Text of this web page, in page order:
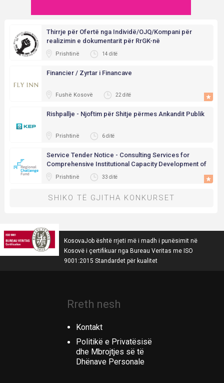
Thirrje për Ofertë nga Individë/OJQ/Kompani për
realizimin e dokumentarit për RrGK-në
Prishtinë 14 ditë
Financier / Zyrtar i Financave
Fushë Kosovë 22 ditë
Rishpallje - Njoftim për Shitje përmes Ankandit Publik
Prishtinë 6 ditë
Service Tender Notice - Consulting Services for
Comprehensive Institutional Capacity Development of
Cacttus Education
Prishtinë 33 ditë
SHIKO TË GJITHA KONKURSET
KosovaJob është rrjeti më i madh i punësimit në
Kosovë i çertifikuar nga Bureau Veritas me ISO
9001:2015 Standardet për kualitet
Rreth nesh
Kontakt
Politikë e Privatësisë
dhe Mbrojtjes së të
Dhënave Personale